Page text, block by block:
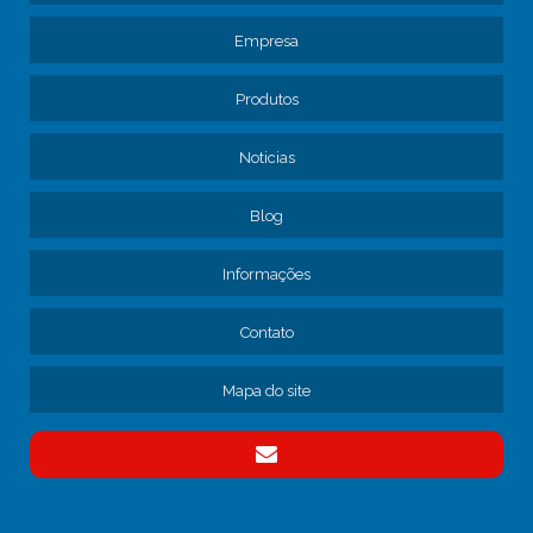
AJUSTE DE FREIO DE CAMINHÃO
ASSISTÊNCIA TÉCNICA PARA FROTA DE CAMINHÕES
AVALIAÇÃO DE MANUTENÇÃO DE FROTA DE CAMINHÕES
CONSERTO DE FREIOS DE CAMINHÃO
CONTRATAR MANUTENÇÃO DE FROTA
CONTRATO DE MANUTENÇÃO DE CAMINHÕES
CONTRATO DE MANUTENÇÃO DE FROTA
CONTRATO MANUTENÇÃO CAMINHÕES EMPRESA
EMPRESA DE MANUTENÇÃO DE FREIO DE CAMINHÃO
EMPRESA DE MANUTENÇÃO DE FROTA
EMPRESA DE MANUTENÇÃO DE FROTA SP
Empresa
Produtos
Noticias
Blog
Informações
Contato
Mapa do site